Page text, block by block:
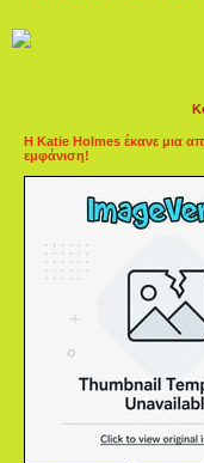
Η Katie Holmes έκανε μια
εμφάνιση!